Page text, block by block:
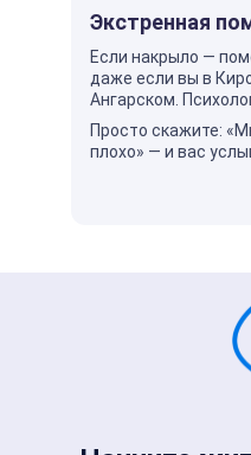
Экстренная
Если накрыло —
даже если вы в
Ангарском.
Просто скажите:
плохо» — и вас